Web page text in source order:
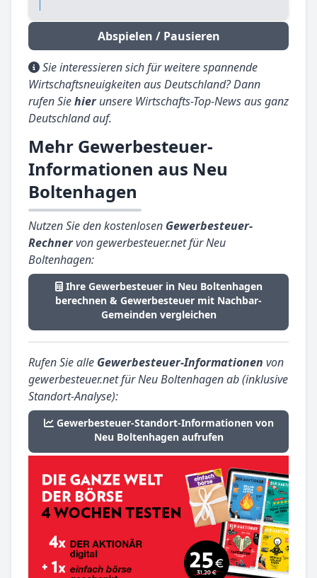
Abspielen / Pausieren
Sie interessieren sich für weitere spannende
Wirtschaftsneuigkeiten aus Deutschland? Dann
rufen Siehierunsere Wirtschafts-Top-News aus ganz
Deutschland auf.
Mehr Gewerbesteuer-
Informationen aus Neu
Boltenhagen
Nutzen Sie den kostenlosen Gewerbesteuer-
Rechnervon gewerbesteuer.net für Neu
Boltenhagen:
Ihre Gewerbesteuer in Neu Boltenhagen
berechnen & Gewerbesteuer mit Nachbar-
Gemeinden vergleichen
Rufen Sie alle Gewerbesteuer-Informationen von
gewerbesteuer.net für Neu Boltenhagen ab (inklusive
Standort-Analyse):
Gewerbesteuer-Standort-Informationen von
Neu Boltenhagen aufrufen